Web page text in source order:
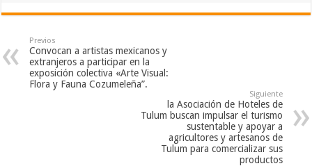
Previos
Convocan a artistas mexicanos y
extranjeros a participar en la
exposición colectiva «Arte Visual:
Flora y Fauna Cozumeleña”.
Siguiente
la Asociación de Hoteles de
Tulum buscan impulsar el turismo
sustentable y apoyar a
agricultores y artesanos de
Tulum para comercializar sus
productos